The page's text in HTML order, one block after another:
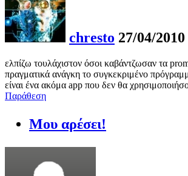
chresto 27/04/2010
ελπίζω τουλάχιστον όσοι καβάντζωσαν τα
πραγματικά ανάγκη το συγκεκριμένο
είναι ένα ακόμα app που δεν θα
Παράθεση
Μου αρέσει!